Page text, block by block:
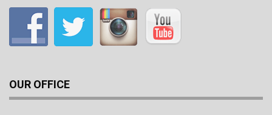
OUR OFFICE